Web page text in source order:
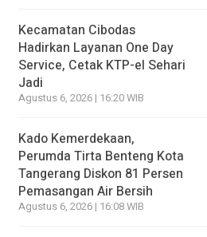
Kecamatan Cibodas
Hadirkan Layanan One Day
Service, Cetak KTP-el Sehari
Jadi
Agustus 6, 2026 | 16:20 WIB
Kado Kemerdekaan,
Perumda Tirta Benteng Kota
Tangerang Diskon 81 Persen
Pemasangan Air Bersih
Agustus 6, 2026 | 16:08 WIB